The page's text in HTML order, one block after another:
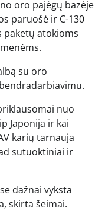
oro pajėgų bazėje
paruošė ir C-130
paketų atokioms
su oro
nuo
Japonija ir kai
karių tarnauja
sutuoktiniai ir
dažnai vyksta
skirta šeimai.